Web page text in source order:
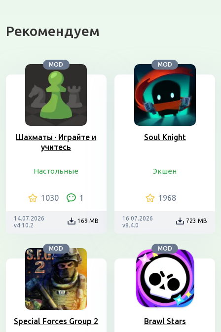
Рекомендуем
MOD
Шахматы · Играйте и
учитесь
Настольные
1030 1
14.07.2026
v4.10.2
169 MB
MOD
Soul Knight
Экшен
1968
16.07.2026
v8.4.0
723 MB
MOD
Special Forces Group 2
MOD
Brawl Stars